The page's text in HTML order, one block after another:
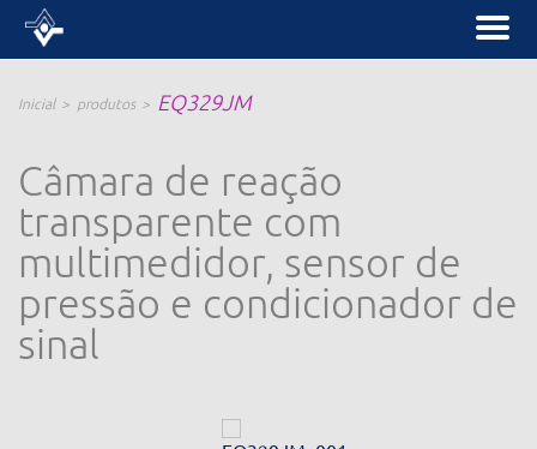
Inicial produtos EQ329JM
Câmara de reação
transparente com
multimedidor, sensor de
pressão e condicionador de
sinal